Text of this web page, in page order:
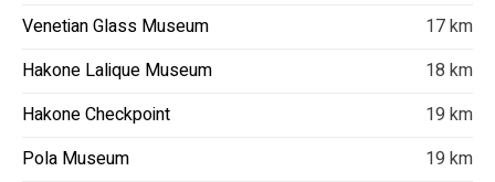
Venetian Glass Museum
17 km
Hakone Lalique Museum
18 km
Hakone Checkpoint
19 km
Pola Museum
19 km